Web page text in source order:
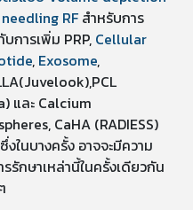
RF สำหรับการ
การเพิ่ม PRP, Cellular
, Exosome,
และ Calcium
CaHA (RADIESS)
ในบางครั้ง อาจจะมีความ
รักษาเหล่านี้ในครั้งเดียวกัน